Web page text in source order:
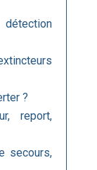
?
report,
secours,